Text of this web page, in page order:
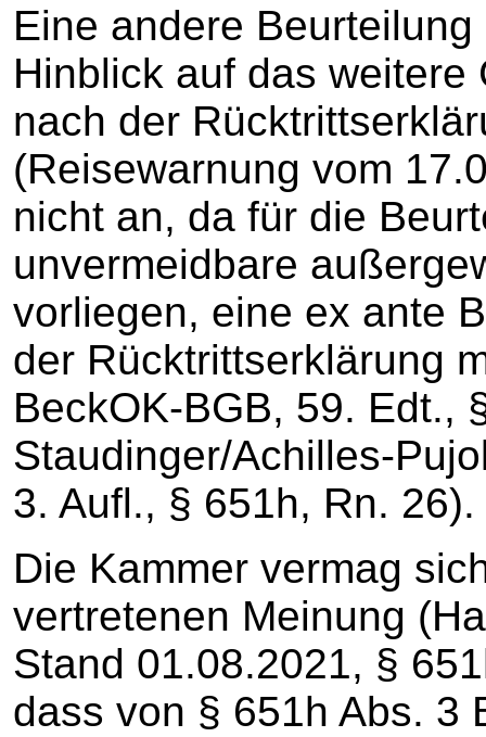
Eine andere
Hinblick auf das
nach der
(Reisewarnung vom
nicht an, da für die
unvermeidbare
vorliegen, eine ex ante
der Rücktrittserklärung
BeckOK-BGB, 59. Edt.,
Staudinger/Achilles-
3. Aufl., § 651h, Rn. 26).
Die Kammer vermag
vertretenen Meinung
Stand 01.08.2021, §
dass von § 651h Abs. 3